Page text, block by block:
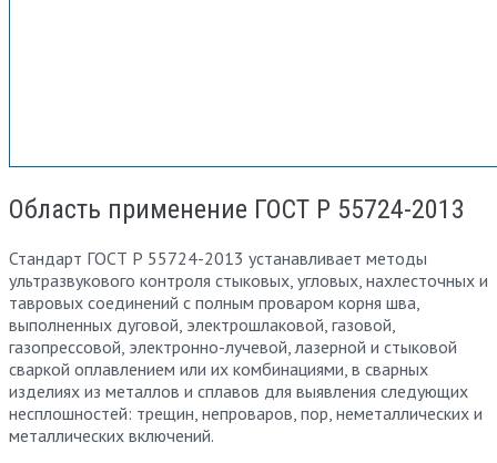
Область применение ГОСТ Р 55724-2013
Стандарт ГОСТ Р 55724-2013 устанавливает методы
ультразвукового контроля стыковых, угловых, нахлесточных и
тавровых соединений с полным проваром корня шва,
выполненных дуговой, электрошлаковой, газовой,
газопрессовой, электронно-лучевой, лазерной и стыковой
сваркой оплавлением или их комбинациями, в сварных
изделиях из металлов и сплавов для выявления следующих
несплошностей: трещин, непроваров, пор, неметаллических и
металлических включений.